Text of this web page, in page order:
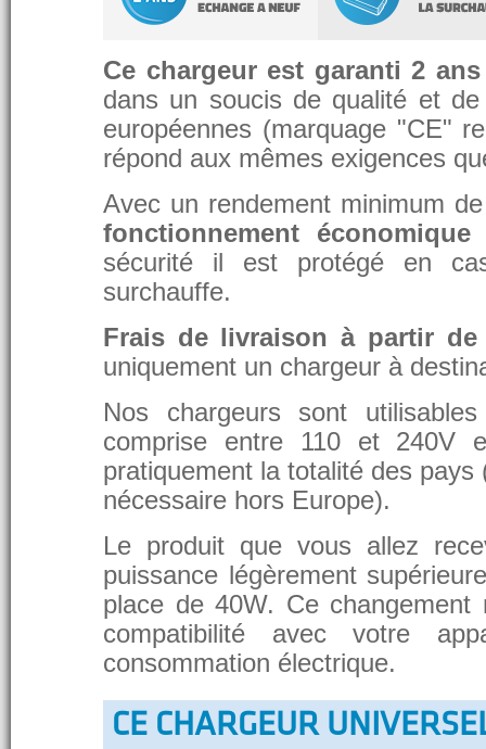
Ce chargeur est garanti 2 ans
dans un soucis de qualité et
européennes (marquage "CE"
répond aux mêmes exigences
Avec un rendement minimum
fonctionnement
sécurité il est protégé en
surchauffe.
Frais de livraison à partir de
uniquement un chargeur à
Nos chargeurs sont
comprise entre 110 et 240V
pratiquement la totalité des
nécessaire hors Europe).
Le produit que vous allez
puissance légèrement
place de 40W. Ce
compatibilité avec votre
consommation électrique.
CE CHARGEUR